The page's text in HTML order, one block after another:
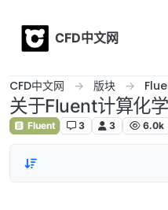
CFD中文网
CFD中文网 版块
关于Fluent计算化
Fluent 3 3 6.0k